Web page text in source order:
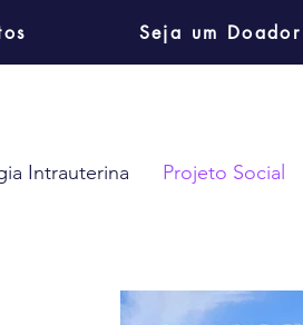
Seja um Doador
Intrauterina Projeto Social